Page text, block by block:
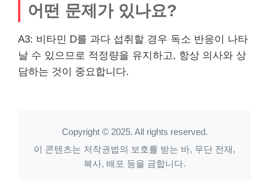
어떤 문제가 있나요?
A3: 비타민 D를 과다 섭취할 경우 독소 반응이 나타
날 수 있으므로 적정량을 유지하고, 항상 의사와 상
담하는 것이 중요합니다.
Copyright © 2025. All rights reserved.
이 콘텐츠는 저작권법의 보호를 받는 바, 무단 전재,
복사, 배포 등을 금합니다.